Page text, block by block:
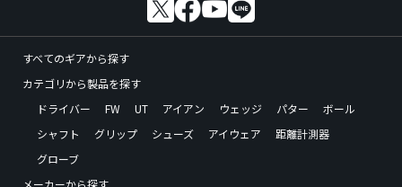
すべてのギアから探す
カテゴリから製品を探す
ドライバー
FW UT アイアン ウェッジ パター
ボール
シャフト
グリップ シューズ アイウェア
距離計測器
グローブ
メーカーから探す